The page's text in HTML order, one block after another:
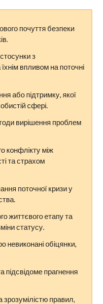
почуття безпеки
з
впливом на поточні
або підтримку, якої
сфері.
вирішення проблем
конфлікту між
та страхом
поточної кризи у
життєвого етапу та
статусу.
невиконані обіцянки,
підсвідоме прагнення
зрозумілістю правил,